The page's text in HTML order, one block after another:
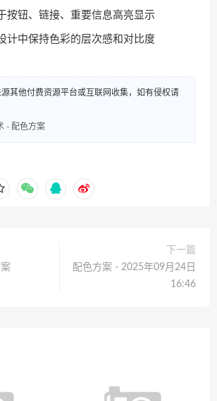
按钮、链接、重要信息高亮显示
计中保持色彩的层次感和对比度
其他付费资源平台或互联网收集，如有侵权请
- 配色方案
下一篇
配色方案 - 2025年09月24日
16:46